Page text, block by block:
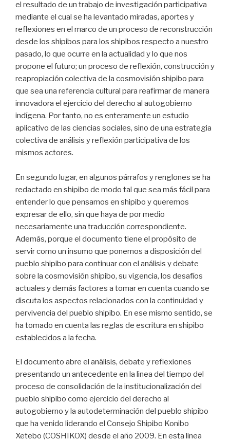
el resultado de un trabajo de investigación participativa
mediante el cual se ha levantado miradas, aportes y
reflexiones en el marco de un proceso de reconstrucción
desde los shipibos para los shipibos respecto a nuestro
pasado, lo que ocurre en la actualidad y lo que nos
propone el futuro; un proceso de reflexión, construcción y
reapropiación colectiva de la cosmovisión shipibo para
que sea una referencia cultural para reafirmar de manera
innovadora el ejercicio del derecho al autogobierno
indígena. Por tanto, no es enteramente un estudio
aplicativo de las ciencias sociales, sino de una estrategia
colectiva de análisis y reflexión participativa de los
mismos actores.
En segundo lugar, en algunos párrafos y renglones se ha
redactado en shipibo de modo tal que sea más fácil para
entender lo que pensamos en shipibo y queremos
expresar de ello, sin que haya de por medio
necesariamente una traducción correspondiente.
Además, porque el documento tiene el propósito de
servir como un insumo que ponemos a disposición del
pueblo shipibo para continuar con el análisis y debate
sobre la cosmovisión shipibo, su vigencia, los desafíos
actuales y demás factores a tomar en cuenta cuando se
discuta los aspectos relacionados con la continuidad y
pervivencia del pueblo shipibo. En ese mismo sentido, se
ha tomado en cuenta las reglas de escritura en shipibo
establecidos a la fecha.
El documento abre el análisis, debate y reflexiones
presentando un antecedente en la linea del tiempo del
proceso de consolidación de la institucionalización del
pueblo shipibo como ejercicio del derecho al
autogobierno y la autodeterminación del pueblo shipibo
que ha venido liderando el Consejo Shipibo Konibo
Xetebo (COSHIKOX) desde el año 2009. En esta linea